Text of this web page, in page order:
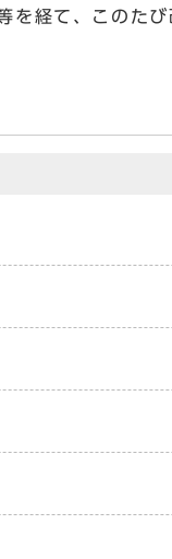
経て、このたび